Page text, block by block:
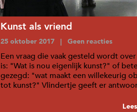
Kunst als vriend
25 oktober 2017 | Geen reacties
Een vraag die vaak gesteld wordt
is: "Wat is nou eigenlijk kunst?" of
gezegd: "wat maakt een willekeurig
tot kunst?" Vlindertje geeft er